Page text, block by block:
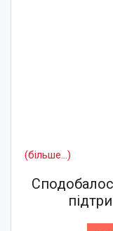
(більше…)